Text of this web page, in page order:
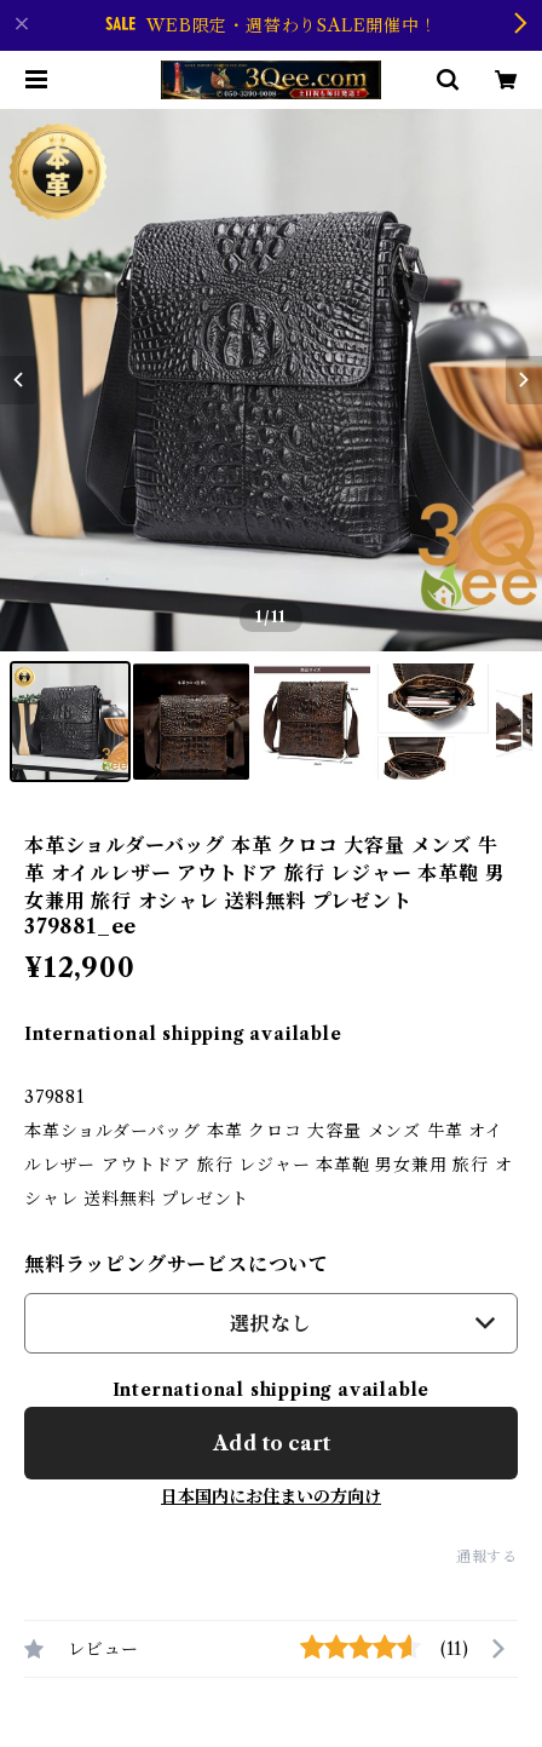
WEB限定・週替わりSALE開催中！
1/11
本革ショルダーバッグ 本革 クロコ 大容量 メンズ 牛
革 オイルレザー アウトドア 旅行 レジャー 本革鞄 男
女兼用 旅行 オシャレ 送料無料 プレゼント
379881_ee
¥12,900
International shipping available
379881
本革ショルダーバッグ 本革 クロコ 大容量 メンズ 牛革 オイ
ルレザー アウトドア 旅行 レジャー 本革鞄 男女兼用 旅行 オ
シャレ 送料無料 プレゼント
無料ラッピングサービスについて
選択なし
International shipping available
Add to cart
日本国内にお住まいの方向け
通報する
レビュー (11)